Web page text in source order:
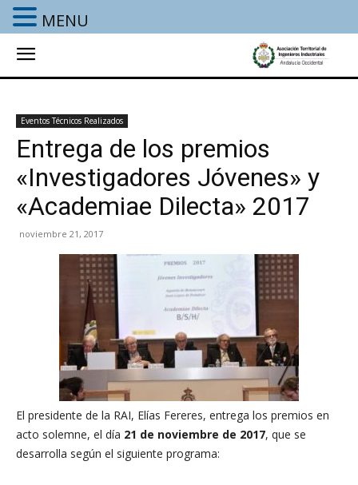
Eventos Técnicos Realizados
Entrega de los premios
«Investigadores Jóvenes» y
«Academiae Dilecta» 2017
noviembre 21, 2017
El presidente de la RAI, Elías Fereres, entrega los premios en
acto solemne, el día 21 de noviembre de 2017, que se
desarrolla según el siguiente programa:
MENU